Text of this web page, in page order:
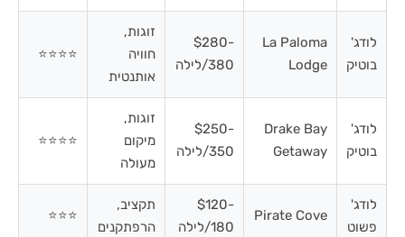
לודג'
בוטיק
La Paloma
Lodge
$280-
380/לילה
זוגות,
חוויה
אותנטית
⭐⭐⭐⭐
לודג'
בוטיק
Drake Bay
Getaway
$250-
350/לילה
זוגות,
מיקום
מעולה
⭐⭐⭐⭐
לודג'
פשוט
Pirate Cove
$120-
180/לילה
תקציב,
הרפתקנים
⭐⭐⭐